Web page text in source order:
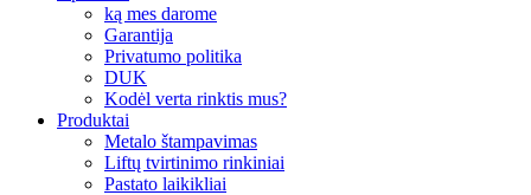
ką mes darome
Garantija
Privatumo politika
DUK
Kodėl verta rinktis mus?
Produktai
Metalo štampavimas
Liftų tvirtinimo rinkiniai
Pastato laikikliai